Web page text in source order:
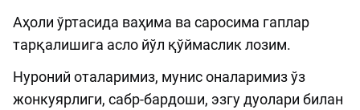
Аҳоли ўртасида ваҳима ва саросима гаплар
тарқалишига асло йўл қўймаслик лозим.
Нуроний оталаримиз, мунис оналаримиз ўз
жонкуярлиги, сабр-бардоши, эзгу дуолари билан